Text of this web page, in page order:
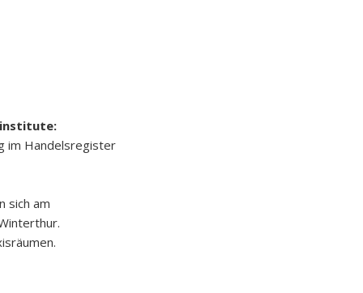
im Handelsregister
sich am